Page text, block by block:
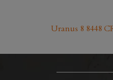
Uranus 8 8448